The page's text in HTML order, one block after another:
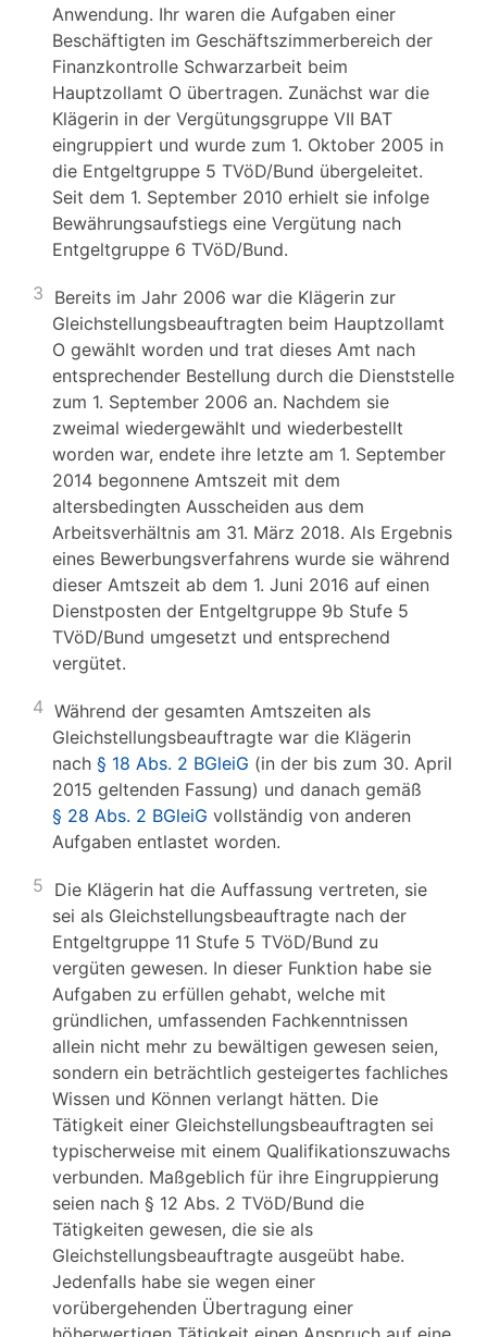
Anwendung. Ihr waren die Aufgaben einer
Beschäftigten im Geschäftszimmerbereich der
Finanzkontrolle Schwarzarbeit beim
Hauptzollamt O übertragen. Zunächst war die
Klägerin in der Vergütungsgruppe VII BAT
eingruppiert und wurde zum 1. Oktober 2005 in
die Entgeltgruppe 5 TVöD/Bund übergeleitet.
Seit dem 1. September 2010 erhielt sie infolge
Bewährungsaufstiegs eine Vergütung nach
Entgeltgruppe 6 TVöD/Bund.
3 Bereits im Jahr 2006 war die Klägerin zur
Gleichstellungsbeauftragten beim Hauptzollamt
O gewählt worden und trat dieses Amt nach
entsprechender Bestellung durch die Dienststelle
zum 1. September 2006 an. Nachdem sie
zweimal wiedergewählt und wiederbestellt
worden war, endete ihre letzte am 1. September
2014 begonnene Amtszeit mit dem
altersbedingten Ausscheiden aus dem
Arbeitsverhältnis am 31. März 2018. Als Ergebnis
eines Bewerbungsverfahrens wurde sie während
dieser Amtszeit ab dem 1. Juni 2016 auf einen
Dienstposten der Entgeltgruppe 9b Stufe 5
TVöD/Bund umgesetzt und entsprechend
vergütet.
4 Während der gesamten Amtszeiten als
Gleichstellungsbeauftragte war die Klägerin
nach § 18 Abs. 2 BGleiG (in der bis zum 30. April
2015 geltenden Fassung) und danach gemäß
§ 28 Abs. 2 BGleiG vollständig von anderen
Aufgaben entlastet worden.
5 Die Klägerin hat die Auffassung vertreten, sie
sei als Gleichstellungsbeauftragte nach der
Entgeltgruppe 11 Stufe 5 TVöD/Bund zu
vergüten gewesen. In dieser Funktion habe sie
Aufgaben zu erfüllen gehabt, welche mit
gründlichen, umfassenden Fachkenntnissen
allein nicht mehr zu bewältigen gewesen seien,
sondern ein beträchtlich gesteigertes fachliches
Wissen und Können verlangt hätten. Die
Tätigkeit einer Gleichstellungsbeauftragten sei
typischerweise mit einem Qualifikationszuwachs
verbunden. Maßgeblich für ihre Eingruppierung
seien nach § 12 Abs. 2 TVöD/Bund die
Tätigkeiten gewesen, die sie als
Gleichstellungsbeauftragte ausgeübt habe.
Jedenfalls habe sie wegen einer
vorübergehenden Übertragung einer